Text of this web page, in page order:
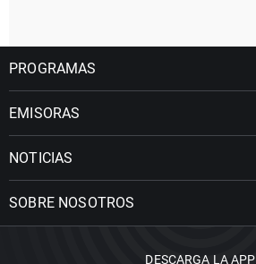
PROGRAMAS
EMISORAS
NOTICIAS
SOBRE NOSOTROS
DESCARGA LA APP